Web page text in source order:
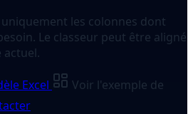
les colonnes dont
Le classeur peut être aligné
actuel.
Excel
Voir l'exemple de